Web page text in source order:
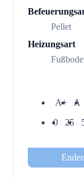
Pellet
Heizungsart
A+ A
0
25